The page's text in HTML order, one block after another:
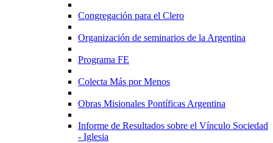
Congregación para el Clero
Organización de seminarios de la Argentina
Programa FE
Colecta Más por Menos
Obras Misionales Pontíficas Argentina
Informe de Resultados sobre el Vínculo Sociedad
- Iglesia